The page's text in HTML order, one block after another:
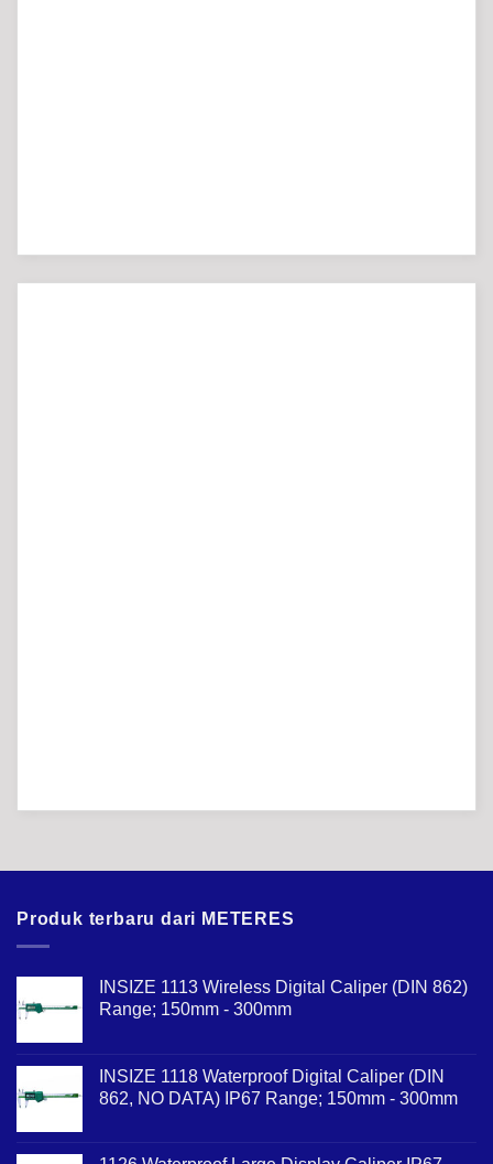
Produk terbaru dari METERES
INSIZE 1113 Wireless Digital Caliper (DIN 862)
Range; 150mm - 300mm
INSIZE 1118 Waterproof Digital Caliper (DIN
862, NO DATA) IP67 Range; 150mm - 300mm